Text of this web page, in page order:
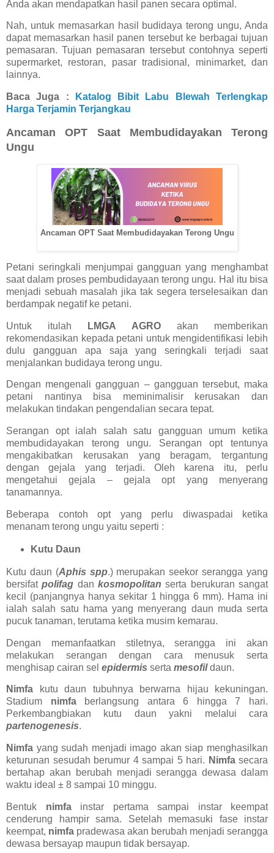
Anda akan mendapatkan hasil panen secara optimal.
Nah, untuk memasarkan hasil budidaya terong ungu, Anda
dapat memasarkan hasil panen tersebut ke berbagai tujuan
pemasaran. Tujuan pemasaran tersebut contohnya seperti
supermarket, restoran, pasar tradisional, minimarket, dan
lainnya.
Baca Juga :
Katalog Bibit Labu Blewah Terlengkap
Harga Terjamin Terjangkau
Ancaman OPT Saat Membudidayakan Terong
Ungu
Ancaman OPT Saat Membudidayakan Terong Ungu
Petani seringkali menjumpai gangguan yang menghambat
saat dalam proses pembudidayaan terong ungu. Hal itu bisa
menjadi sebuah masalah jika tak segera terselesaikan dan
berdampak negatif ke petani.
Untuk itulah LMGA AGROakan memberikan
rekomendasikan kepada petani untuk mengidentifikasi lebih
dulu gangguan apa saja yang seringkali terjadi saat
menjalankan budidaya terong ungu.
Dengan mengenali gangguan – gangguan tersebut, maka
petani nantinya bisa meminimalisir kerusakan dan
melakukan tindakan pengendalian secara tepat.
Serangan opt ialah salah satu gangguan umum ketika
membudidayakan terong ungu. Serangan opt tentunya
mengakibatkan kerusakan yang beragam, tergantung
dengan gejala yang terjadi. Oleh karena itu, perlu
mengetahui gejala – gejala opt yang menyerang
tanamannya.
Beberapa contoh opt yang perlu diwaspadai ketika
menanam terong ungu yaitu seperti :
Kutu Daun
Kutu daun (Aphis spp.) merupakan seekor serangga yang
bersifatpolifag dankosmopolitan serta berukuran sangat
kecil (panjangnya hanya sekitar 1 hingga 6 mm). Hama ini
ialah salah satu hama yang menyerang daun muda serta
pucuk tanaman, terutama ketika musim kemarau.
Dengan memanfaatkan stiletnya, serangga ini akan
melakukan serangan dengan cara menusuk serta
menghisap cairan sel epidermis serta mesofildaun.
Nimfa
kutu daun tubuhnya berwarna hijau kekuningan.
Stadium nimfaberlangsung antara 6 hingga 7 hari.
Perkembangbiakan kutu daun yakni melalui cara
partenogenesis.
Nimfa yang sudah menjadi imago akan siap menghasilkan
keturunan sesudah berumur 4 sampai 5 hari. Nimfasecara
bertahap akan berubah menjadi serangga dewasa dalam
waktu ideal ± 8 sampai 10 minggu.
Bentuk nimfa instar pertama sampai instar keempat
cenderung hampir sama. Setelah memasuki fase instar
keempat, nimfa pradewasa akan berubah menjadi serangga
dewasa bersayap maupun tidak bersayap.